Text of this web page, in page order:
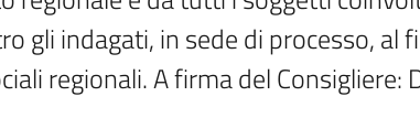
gli indagati, in sede di processo,
regionali. A firma del